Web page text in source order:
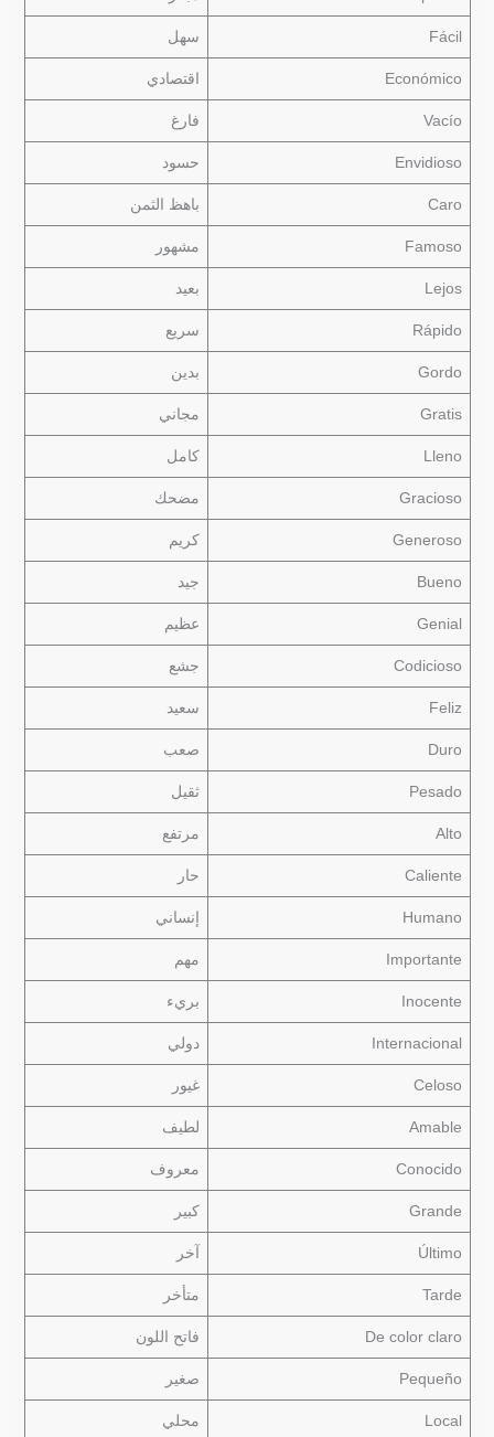
Fácil سهل
Económico اقتصادي
Vacío فارغ
Envidioso حسود
Caro باهظ الثمن
Famoso مشهور
Lejos بعيد
Rápido سريع
Gordo بدين
Gratis مجاني
Lleno كامل
Gracioso مضحك
Generoso كريم
Bueno جيد
Genial عظيم
Codicioso جشع
Feliz سعيد
Duro صعب
Pesado ثقيل
Alto مرتفع
Caliente حار
Humano إنساني
Importante مهم
Inocente بريء
Internacional دولي
Celoso غيور
Amable لطيف
Conocido معروف
Grande كبير
Último آخر
Tarde متأخر
De color claro فاتح اللون
Pequeño صغير
Local محلي